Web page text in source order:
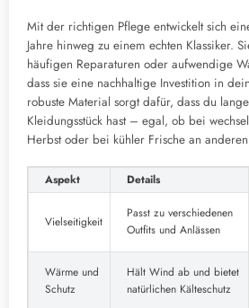
Mit der richtigen Pflege entwickelt sich
Jahre hinweg zu einem echten Klassiker.
häufigen Reparaturen oder aufwendige
dass sie eine nachhaltige Investition in
robuste Material sorgt dafür, dass du
Kleidungsstück hast – egal, ob bei
Herbst oder bei kühler Frische an
Aspekt Details
Vielseitigkeit
Passt zu verschiedenen
Outfits und Anlässen
Wärme und
Schutz
Hält Wind ab und bietet
natürlichen Kälteschutz